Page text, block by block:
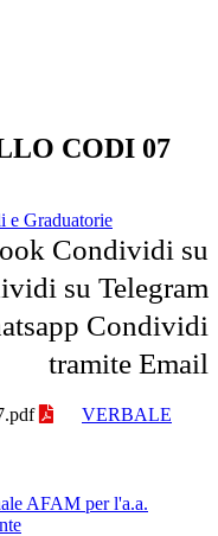
CODI 07
e Graduatorie
Condividi su
su Telegram
Condividi
tramite Email
VERBALE
AFAM per l'a.a.